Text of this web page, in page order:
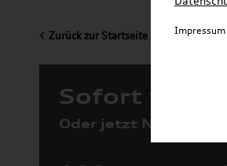
Zurück zur Startseite
Sofort
Oder jetzt
Impressum